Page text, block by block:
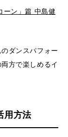
ーン」篇 中島健
ダンスパフォー
方で楽しめるイ
用方法